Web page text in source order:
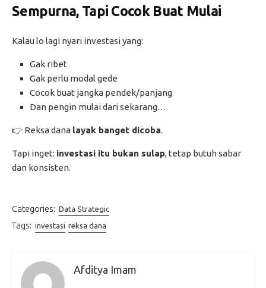
Sempurna, Tapi Cocok Buat Mulai
Kalau lo lagi nyari investasi yang:
Gak ribet
Gak perlu modal gede
Cocok buat jangka pendek/panjang
Dan pengin mulai dari sekarang…
👉 Reksa dana layak banget dicoba.
Tapi inget: investasi itu bukan sulap, tetap butuh sabar
dan konsisten.
Categories: Data Strategic
Tags: investasi reksa dana
Afditya Imam